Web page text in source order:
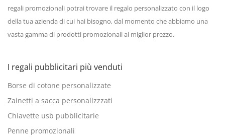
regali promozionali potrai trovare il regalo personalizzato con il logo
della tua azienda di cui hai bisogno, dal momento che abbiamo una
vasta gamma di prodotti promozionali al miglior prezzo.
I regali pubblicitari più venduti
Borse di cotone personalizzate
Zainetti a sacca personalizzzati
Chiavette usb pubblicitarie
Penne promozionali